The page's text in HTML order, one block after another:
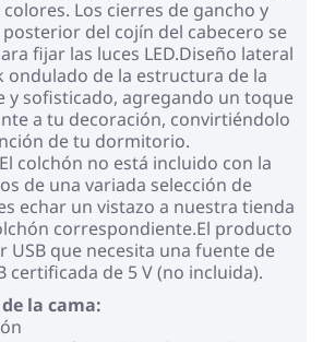
colores. Los cierres de gancho y
del cojín del cabecero se
fijar las luces LED.Diseño lateral
ondulado de la estructura de la
y sofisticado, agregando un toque
a tu decoración, convirtiéndolo
de tu dormitorio.
colchón no está incluido con la
de una variada selección de
echar un vistazo a nuestra tienda
correspondiente.El producto
USB que necesita una fuente de
certificada de 5 V (no incluida).
la cama: